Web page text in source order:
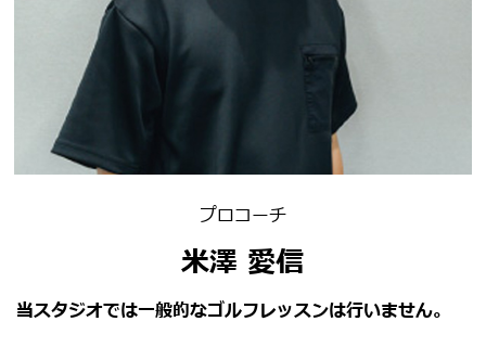
プロコーチ
米澤 愛信
当スタジオでは一般的なゴルフレッスンは行いません。